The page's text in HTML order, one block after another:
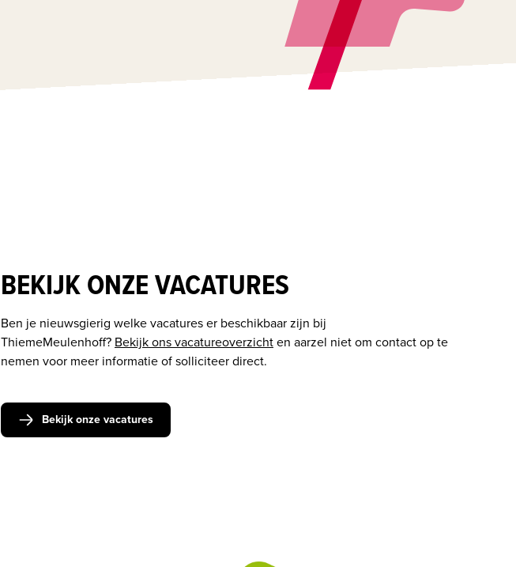
BEKIJK ONZE VACATURES
Ben je nieuwsgierig welke vacatures er beschikbaar zijn bij
ThiemeMeulenhoff? Bekijk ons vacatureoverzicht en aarzel niet om contact op te
nemen voor meer informatie of solliciteer direct.
Bekijk onze vacatures